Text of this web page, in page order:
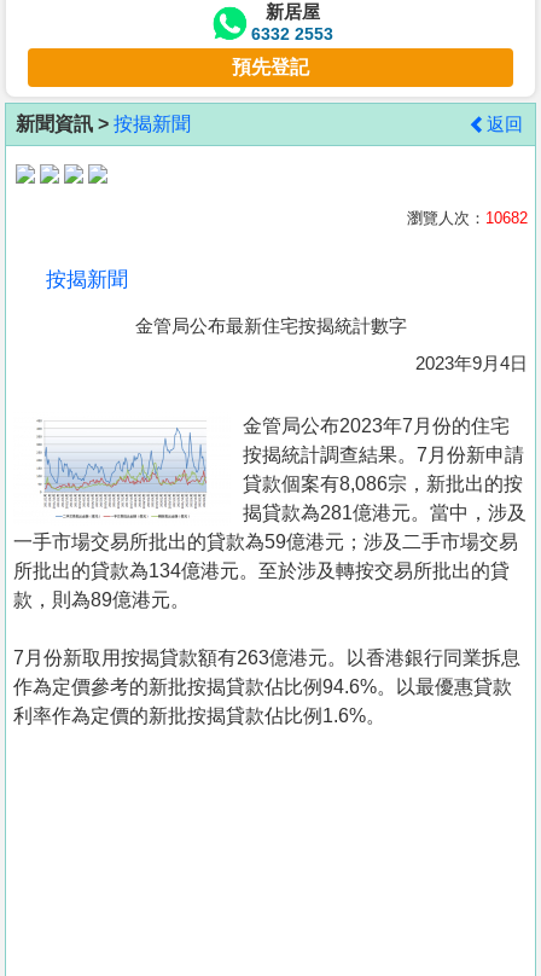
客
地
產
置
業
冊
關
我
們
新居屋
6332 2553
預先登記
新聞資訊 > 按揭新聞 返回
瀏覽人次： 10682
按揭新聞
金管局公布最新住宅按揭統計數字
2023年9月4日
金管局公布2023年7月份的住宅
按揭統計調查結果。7月份新申請
貸款個案有8,086宗，新批出的按
揭貸款為281億港元。當中，涉及
一手市場交易所批出的貸款為59億港元；涉及二手市場交易
所批出的貸款為134億港元。至於涉及轉按交易所批出的貸
款，則為89億港元。
7月份新取用按揭貸款額有263億港元。以香港銀行同業拆息
作為定價參考的新批按揭貸款佔比例94.6%。以最優惠貸款
利率作為定價的新批按揭貸款佔比例1.6%。